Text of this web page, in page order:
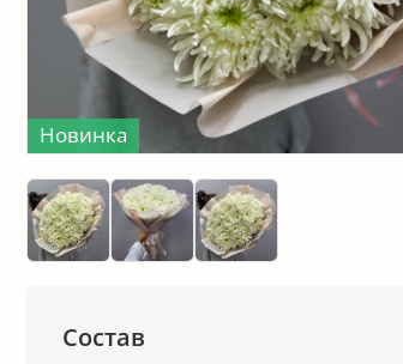
Новинка
Состав